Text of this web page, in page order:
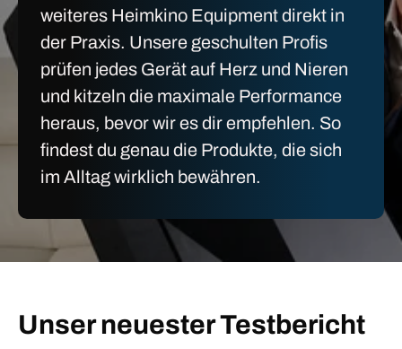
weiteres Heimkino Equipment direkt in
der Praxis. Unsere geschulten Profis
prüfen jedes Gerät auf Herz und Nieren
und kitzeln die maximale Performance
heraus, bevor wir es dir empfehlen. So
findest du genau die Produkte, die sich
im Alltag wirklich bewähren.
Unser neuester Testbericht